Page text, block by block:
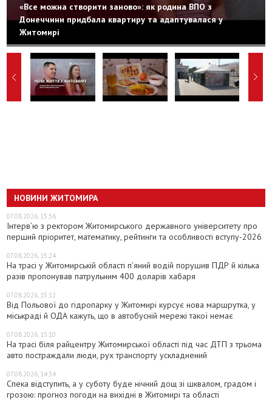
«Все можна створити заново»: як родина ВПО з
Донеччини придбала квартиру та адаптувалася у
Житомирі
НОВИНИ ЖИТОМИРА
07.08.2026, 15:36
Інтерв’ю з ректором Житомирського державного університету про
перший пріоритет, математику, рейтинги та особливості вступу-2026
07.08.2026, 15:24
На трасі у Житомирській області п’яний водій порушив ПДР й кілька
разів пропонував патрульним 400 доларів хабаря
07.08.2026, 15:12
Від Польової до гідропарку у Житомирі курсує нова маршрутка, у
міськраді й ОДА кажуть, що в автобусній мережі такої немає
07.08.2026, 15:10
На трасі біля райцентру Житомирської області під час ДТП з трьома
авто постраждали люди, рух транспорту ускладнений
07.08.2026, 14:34
Спека відступить, а у суботу буде нічний дощ зі шквалом, градом і
грозою: прогноз погоди на вихідні в Житомирі та області